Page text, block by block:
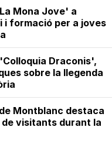
Mona Jove' a
formació per a joves
Draconis',
sobre la llegenda
Montblanc destaca
visitants durant la